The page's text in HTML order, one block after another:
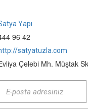
Yapı
96 42
satyatuzla.com
Çelebi Mh. Müştak